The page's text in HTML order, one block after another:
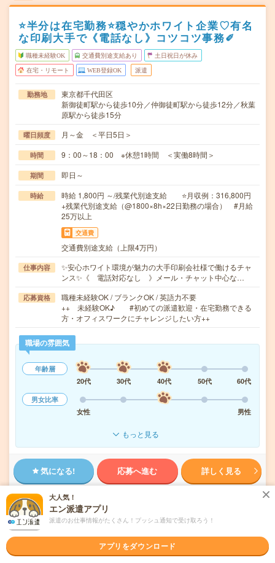
⭐半分は在宅勤務⭐穏やかホワイト企業♡有名
な印刷大手で《電話なし》コツコツ事務✐
職種未経験OK 交通費別途支給あり 土日祝日が休み
在宅・リモート WEB登録OK 派遣
勤務地
東京都千代田区
新御徒町駅から徒歩10分／仲御徒町駅から徒歩12分／秋葉
原駅から徒歩15分
曜日頻度 月～金 ＜平日5日＞
時間 9：00～18：00 ※休憩1時間 ＜実働8時間＞
期間 即日～
時給
時給 1,800円 ～/残業代別途支給 ⭐月収例：316,800円
+残業代別途支給（@1800×8h×22日勤務の場合） #月給
25万以上
交通費
交通費別途支給（上限4万円）
仕事内容
✨安心ホワイト環境が魅力の大手印刷会社様で働けるチャ
ンス✨《 電話対応なし 》メール・チャット中心な…
応募資格
職種未経験OK / ブランクOK / 英語力不要
++ 未経験OK♪ #初めての派遣歓迎・在宅勤務できる
方・オフィスワークにチャレンジしたい方++
職場の雰囲気
年齢層
20代
30代 40代 50代
60代
男女比率
女性
男性
もっと見る
気になる! 応募へ進む 詳しく見る
未読 掲載日
＼有名美術館☘アート展の企画《在宅》／収
大人気！
エン派遣アプリ
派遣のお仕事情報がたくさん！プッシュ通知で受け取ろう！
アプリをダウンロード